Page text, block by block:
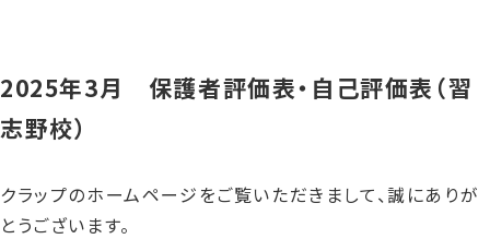
2025年3月 保護者評価表・自己評価表（習
志野校）
クラップのホームページをご覧いただきまして、誠にありが
とうございます。